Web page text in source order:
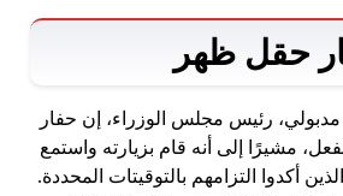
حقل ظهر
رئيس مجلس الوزراء، إن حفار
مشيرًا إلى أنه قام بزيارته واستمع
أكدوا التزامهم بالتوقيتات المحددة.